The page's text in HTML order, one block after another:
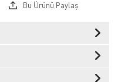
Bu Ürünü Paylaş